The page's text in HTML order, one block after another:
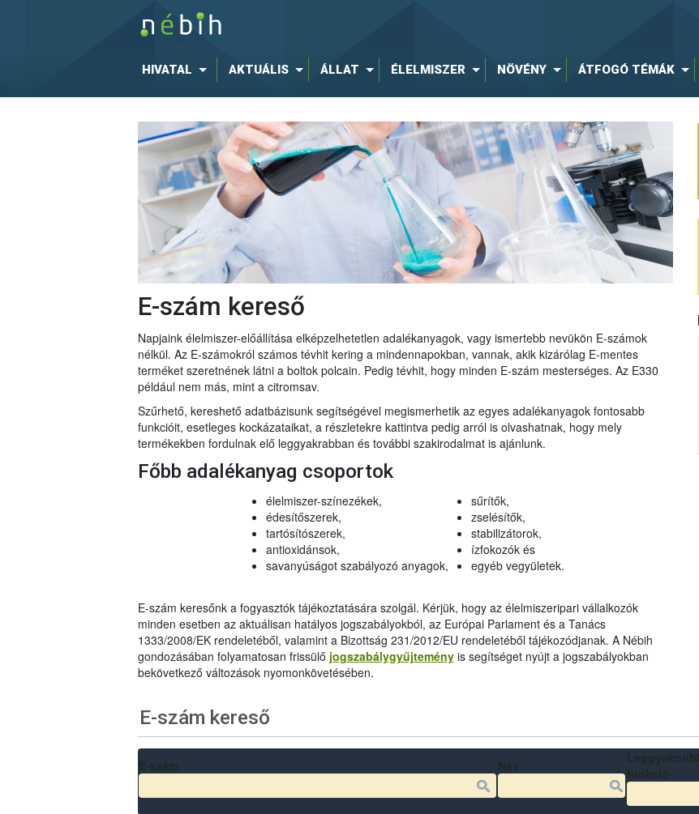
HIVATAL AKTUÁLIS ÁLLAT ÉLELMISZER NÖVÉNY ÁTFOGÓ TÉMÁK
E-szám kereső
Napjaink élelmiszer-előállítása elképzelhetetlen adalékanyagok, vagy ismertebb nevükön E-számok
nélkül. Az E-számokról számos tévhit kering a mindennapokban, vannak, akik kizárólag E-mentes
terméket szeretnének látni a boltok polcain. Pedig tévhit, hogy minden E-szám mesterséges. Az E330
például nem más, mint a citromsav.
Szűrhető, kereshető adatbázisunk segítségével megismerhetik az egyes adalékanyagok fontosabb
funkcióit, esetleges kockázataikat, a részletekre kattintva pedig arról is olvashatnak, hogy mely
termékekben fordulnak elő leggyakrabban és további szakirodalmat is ajánlunk.
Főbb adalékanyag csoportok
élelmiszer-színezékek,
édesítőszerek,
tartósítószerek,
antioxidánsok,
savanyúságot szabályozó anyagok,
sűrítők,
zselésítők,
stabilizátorok,
ízfokozók és
egyéb vegyületek.
E-szám keresőnk a fogyasztók tájékoztatására szolgál. Kérjük, hogy az élelmiszeripari vállalkozók
minden esetben az aktuálisan hatályos jogszabályokból, az Európai Parlament és a Tanács
1333/2008/EK rendeletéből, valamint a Bizottság 231/2012/EU rendeletéből tájékozódjanak. A Nébih
gondozásában folyamatosan frissülő jogszabálygyűjteményis segítséget nyújt a jogszabályokban
bekövetkező változások nyomonkövetésében.
E-szám kereső